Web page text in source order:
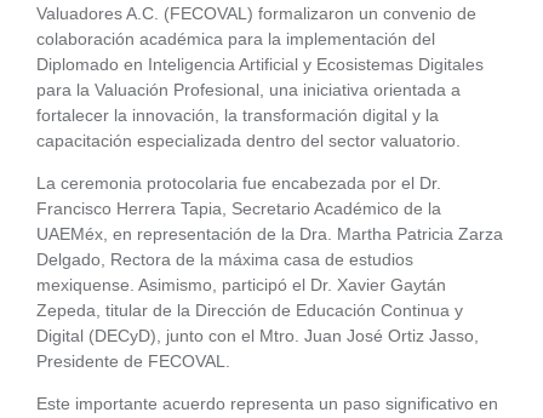
Valuadores A.C. (FECOVAL) formalizaron un convenio de
colaboración académica para la implementación del
Diplomado en Inteligencia Artificial y Ecosistemas Digitales
para la Valuación Profesional, una iniciativa orientada a
fortalecer la innovación, la transformación digital y la
capacitación especializada dentro del sector valuatorio.
La ceremonia protocolaria fue encabezada por el Dr.
Francisco Herrera Tapia, Secretario Académico de la
UAEMéx, en representación de la Dra. Martha Patricia Zarza
Delgado, Rectora de la máxima casa de estudios
mexiquense. Asimismo, participó el Dr. Xavier Gaytán
Zepeda, titular de la Dirección de Educación Continua y
Digital (DECyD), junto con el Mtro. Juan José Ortiz Jasso,
Presidente de FECOVAL.
Este importante acuerdo representa un paso significativo en